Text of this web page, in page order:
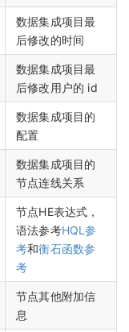
数据集成项目最
后修改的时间
数据集成项目最
后修改用户的 id
数据集成项目的
配置
数据集成项目的
节点连线关系
节点HE表达式，
语法参考HQL参
考和衡石函数参
考
节点其他附加信
息